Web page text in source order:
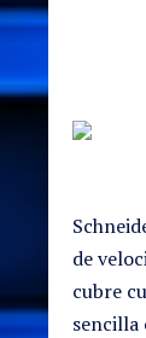
de
cubre
sencilla